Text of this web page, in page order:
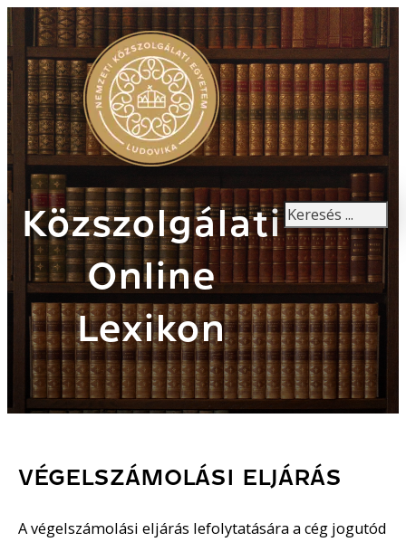
Közszolgálati
Online
Lexikon
Keresés
VÉGELSZÁMOLÁSI ELJÁRÁS
A végelszámolási eljárás lefolytatására a cég jogutód